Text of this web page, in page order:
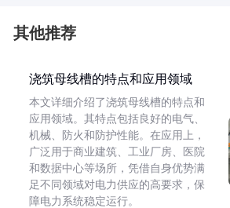
其他推荐
浇筑母线槽的特点和应用领域
本文详细介绍了浇筑母线槽的特点和
应用领域。其特点包括良好的电气、
机械、防火和防护性能。在应用上，
广泛用于商业建筑、工业厂房、医院
和数据中心等场所，凭借自身优势满
足不同领域对电力供应的高要求，保
障电力系统稳定运行。